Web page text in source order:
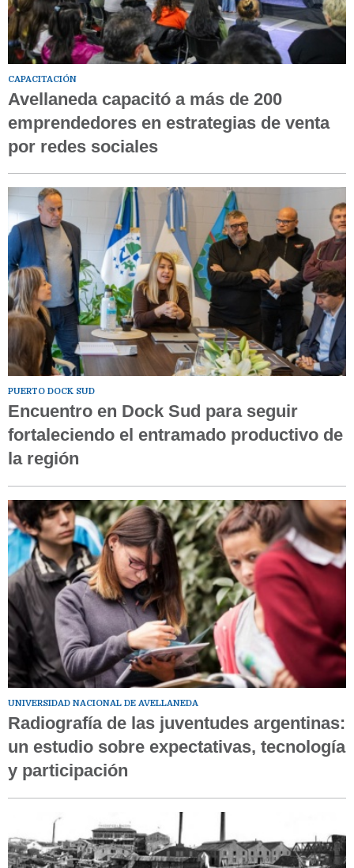
CAPACITACIÓN
Avellaneda capacitó a más de 200
emprendedores en estrategias de venta
por redes sociales
PUERTO DOCK SUD
Encuentro en Dock Sud para seguir
fortaleciendo el entramado productivo de
la región
UNIVERSIDAD NACIONAL DE AVELLANEDA
Radiografía de las juventudes argentinas:
un estudio sobre expectativas, tecnología
y participación